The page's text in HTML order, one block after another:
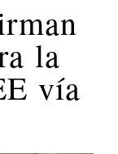
la
vía